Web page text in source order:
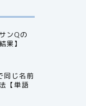
ンQの
果】
同じ名前
【単語